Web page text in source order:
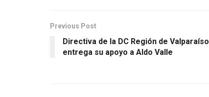
Previous Post
Directiva de la DC Región de Valparaíso
entrega su apoyo a Aldo Valle